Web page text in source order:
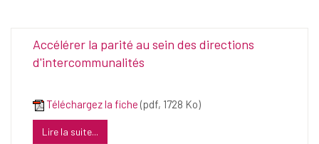
Accélérer la parité au sein des directions
d'intercommunalités
Téléchargez la fiche (pdf, 1728 Ko)
Lire la suite...